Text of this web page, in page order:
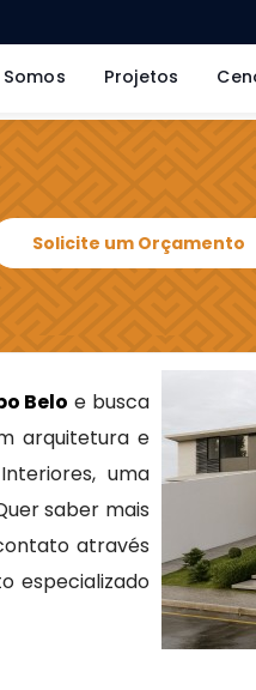
Projetos
Solicite um Orçamento
Belo e busca
arquitetura e
uma
saber mais
através
especializado